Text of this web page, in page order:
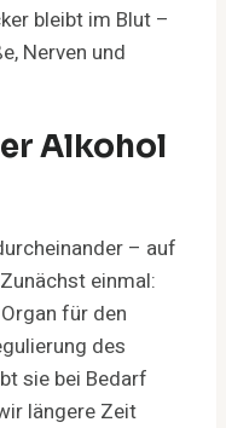
bleibt im Blut –
Nerven und
Alkohol
– auf
einmal:
für den
des
sie bei Bedarf
längere Zeit